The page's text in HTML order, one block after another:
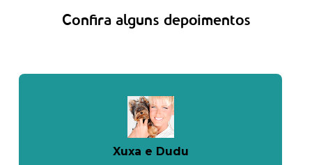
Confira alguns depoimentos
Xuxa e Dudu